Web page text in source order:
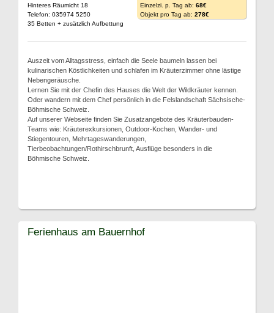
Hinteres Räumicht 18
Telefon: 035974 5250
35 Betten + zusätzlich Aufbettung
Einzelzi. p. Tag ab: 68€
Objekt pro Tag ab: 278€
Auszeit vom Alltagsstress, einfach die Seele baumeln lassen bei
kulinarischen Köstlichkeiten und schlafen im Kräuterzimmer ohne lästige
Nebengeräusche.
Lernen Sie mit der Chefin des Hauses die Welt der Wildkräuter kennen.
Oder wandern mit dem Chef persönlich in die Felslandschaft Sächsische-
Böhmische Schweiz.
Auf unserer Webseite finden Sie Zusatzangebote des Kräuterbauden-
Teams wie: Kräuterexkursionen, Outdoor-Kochen, Wander- und
Stiegentouren, Mehrtageswanderungen,
Tierbeobachtungen/Rothirschbrunft, Ausflüge besonders in die
Böhmische Schweiz.
Ferienhaus am Bauernhof